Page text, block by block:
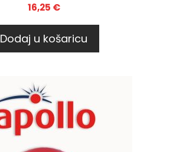
16,25 €
Dodaj u košaricu